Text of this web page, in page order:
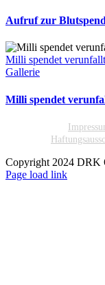
Aufruf zur
Milli spendet
Gallerie
Milli spendet
Copyright 2024 DRK
Page load link